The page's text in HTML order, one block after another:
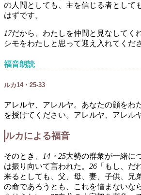
の人間としても、主を信じる者として
はずです。
17だから、わたしを仲間と見なしてく
シモをわたしと思って迎え入れてくだ
福音朗読
ルカ14・25-33
アレルヤ、アレルヤ。あなたの顔をわ
を授けてください。アレルヤ、アレルヤ
ルカによる福音
そのとき、 14・25大勢の群衆が一緒に
は振り向いて言われた。 26 「もし、だ
来るとしても、父、母、妻、子供、兄
の命であろうとも、これを憎まないな